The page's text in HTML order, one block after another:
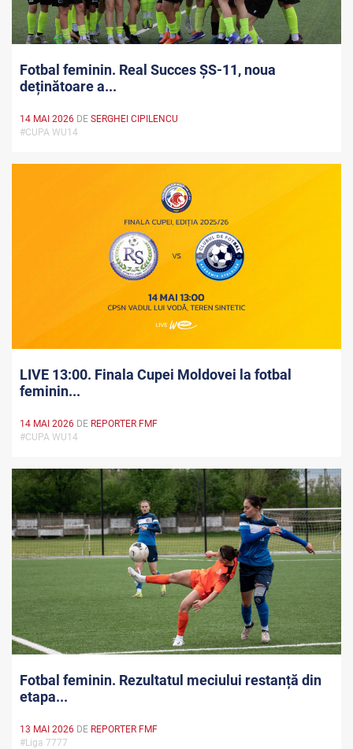
Fotbal feminin. Real Succes ȘS-11, noua
deținătoare a...
14 MAI 2026 DE SERGHEI CIPILENCU
#CUPA WU14
LIVE 13:00. Finala Cupei Moldovei la fotbal
feminin...
14 MAI 2026 DE REPORTER FMF
#CUPA WU14
Fotbal feminin. Rezultatul meciului restanță din
etapa...
13 MAI 2026 DE REPORTER FMF
#Liga 7777